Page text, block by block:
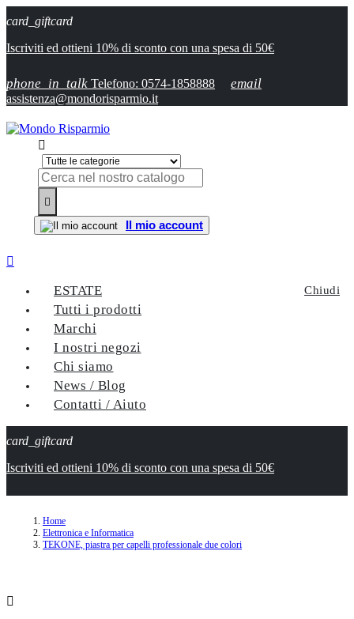
card_giftcard
Iscriviti ed ottieni 10% di sconto con una spesa di 50€
phone_in_talk Telefono: 0574-1858888 email
assistenza@mondorisparmio.it


Il mio account

Chiudi
ESTATE
Tutti i prodotti
Marchi
I nostri negozi
Chi siamo
News / Blog
Contatti / Aiuto
card_giftcard
Iscriviti ed ottieni 10% di sconto con una spesa di 50€
Home
Elettronica e Informatica
TEKONE, piastra per capelli professionale due colori
